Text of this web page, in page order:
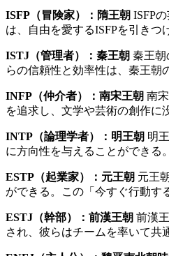
ISFP（冒険家）：隋王朝 ISFP
は、自由を愛するISFPを引きつ
ISTJ（管理者）：秦王朝 秦王朝
らの信頼性と効率性は、秦王朝
INFP（仲介者）：南宋王朝 南
を追求し、文学や芸術の創作に
INTP（論理学者）：明王朝 明
に方向性を与えることができる
ESTP（起業家）：元王朝 元王
ができる。この「今すぐ行動す
ESTJ（幹部）：前漢王朝 前漢
され、彼らはチームを率いて共